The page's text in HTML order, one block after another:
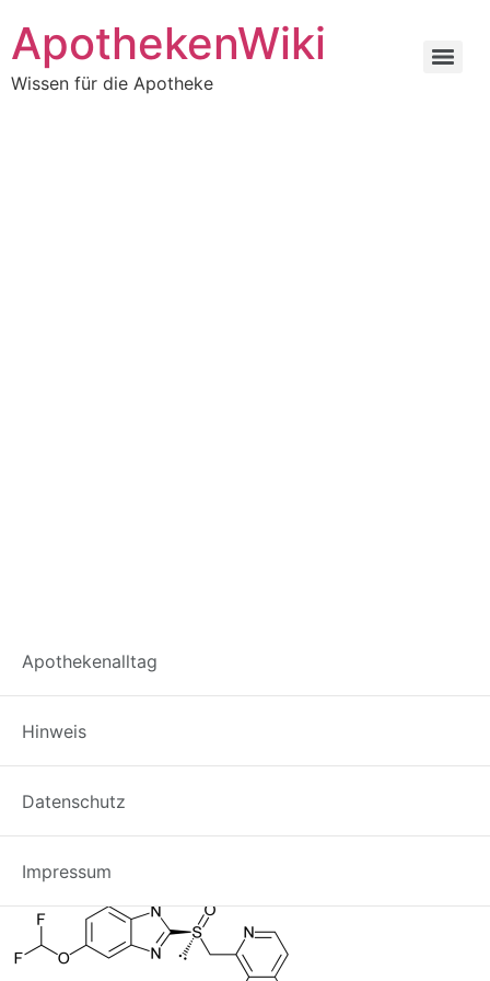
ApothekenWiki
Wissen für die Apotheke
Apothekenalltag
Hinweis
Datenschutz
Impressum
Pantoprazol-
Strukturformel